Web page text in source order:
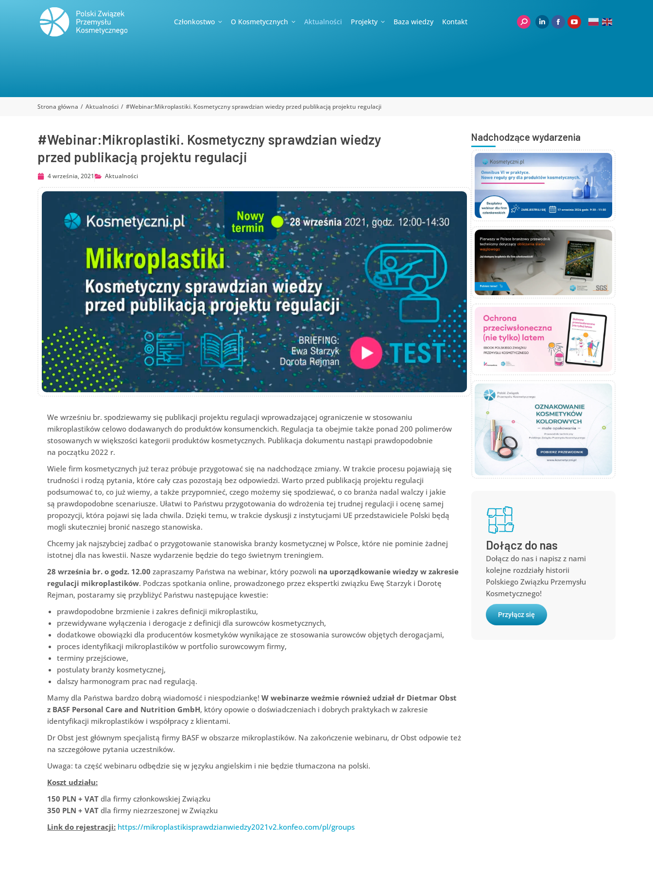
Członkostwo O Kosmetycznych Aktualności Projekty Baza wiedzy Kontakt
Jesteś tutaj:
Strona główna Aktualności #Webinar:Mikroplastiki. Kosmetyczny sprawdzian wiedzy przed publikacją projektu regulacji
#Webinar:Mikroplastiki. Kosmetyczny sprawdzian wiedzy
przed publikacją projektu regulacji
4 września, 2021 Aktualności
We wrześniu br. spodziewamy się publikacji projektu regulacji wprowadzającej ograniczenie w stosowaniu
mikroplastików celowo dodawanych do produktów konsumenckich. Regulacja ta obejmie także ponad 200 polimerów
stosowanych w większości kategorii produktów kosmetycznych. Publikacja dokumentu nastąpi prawdopodobnie
na początku 2022 r.
Wiele firm kosmetycznych już teraz próbuje przygotować się na nadchodzące zmiany. W trakcie procesu pojawiają się
trudności i rodzą pytania, które cały czas pozostają bez odpowiedzi. Warto przed publikacją projektu regulacji
podsumować to, co już wiemy, a także przypomnieć, czego możemy się spodziewać, o co branża nadal walczy i jakie
są prawdopodobne scenariusze. Ułatwi to Państwu przygotowania do wdrożenia tej trudnej regulacji i ocenę samej
propozycji, która pojawi się lada chwila. Dzięki temu, w trakcie dyskusji z instytucjami UE przedstawiciele Polski będą
mogli skuteczniej bronić naszego stanowiska.
Chcemy jak najszybciej zadbać o przygotowanie stanowiska branży kosmetycznej w Polsce, które nie pominie żadnej
istotnej dla nas kwestii. Nasze wydarzenie będzie do tego świetnym treningiem.
28 września br. o godz. 12.00 zapraszamy Państwa na webinar, który pozwoli na uporządkowanie wiedzy w zakresie
regulacji mikroplastików. Podczas spotkania online, prowadzonego przez ekspertki związku Ewę Starzyk i Dorotę
Rejman, postaramy się przybliżyć Państwu następujące kwestie:
prawdopodobne brzmienie i zakres definicji mikroplastiku,
przewidywane wyłączenia i derogacje z definicji dla surowców kosmetycznych,
dodatkowe obowiązki dla producentów kosmetyków wynikające ze stosowania surowców objętych derogacjami,
proces identyfikacji mikroplastików w portfolio surowcowym firmy,
terminy przejściowe,
postulaty branży kosmetycznej,
dalszy harmonogram prac nad regulacją.
Mamy dla Państwa bardzo dobrą wiadomość i niespodziankę! W webinarze weźmie również udział dr Dietmar Obst
z BASF Personal Care and Nutrition GmbH, który opowie o doświadczeniach i dobrych praktykach w zakresie
identyfikacji mikroplastików i współpracy z klientami.
Dr Obst jest głównym specjalistą firmy BASF w obszarze mikroplastików. Na zakończenie webinaru, dr Obst odpowie też
na szczegółowe pytania uczestników.
Uwaga: ta część webinaru odbędzie się w języku angielskim i nie będzie tłumaczona na polski.
Koszt udziału:
150 PLN + VAT dla firmy członkowskiej Związku
350 PLN + VAT dla firmy niezrzeszonej w Związku
Link do rejestracji: https://mikroplastikisprawdzianwiedzy2021v2.konfeo.com/pl/groups
Nadchodzące wydarzenia
Dołącz do nas
Dołącz do nas i napisz z nami
kolejne rozdziały historii
Polskiego Związku Przemysłu
Kosmetycznego!
Przyłącz się